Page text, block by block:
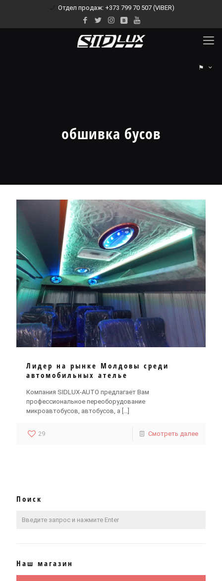
Отдел продаж: +373 799 70 507 (VIBER)
⚑
обшивка бусов
Лидер на рынке Молдовы среди
автомобильных ателье
Компания SIDLUX-AUTO предлагает Вам
профессиональное переоборудование
микроавтобусов, автобусов, а […]
29 Смотреть далее
Поиск
Наш магазин